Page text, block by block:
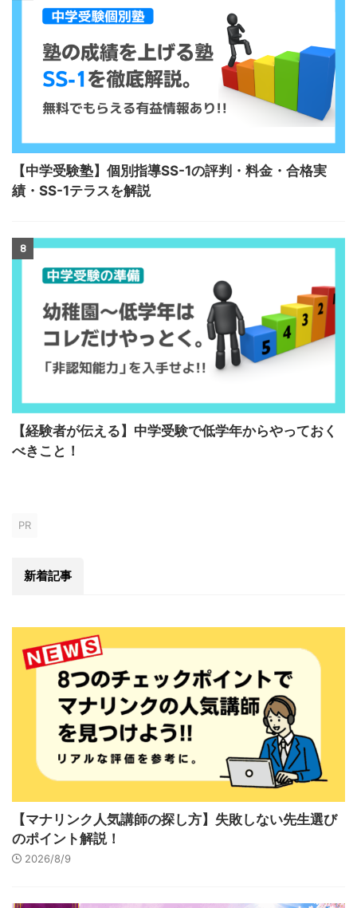
【中学受験塾】個別指導SS-1の評判・料金・合格実
績・SS-1テラスを解説
8
【経験者が伝える】中学受験で低学年からやっておく
べきこと！
PR
新着記事
【マナリンク人気講師の探し方】失敗しない先生選び
のポイント解説！
2026/8/9